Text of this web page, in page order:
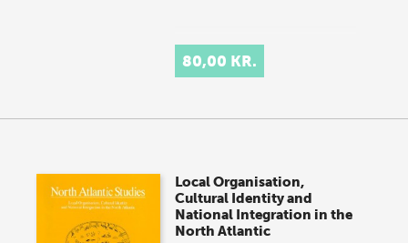
80,00 KR.
Local Organisation,
Cultural Identity and
National Integration in the
North Atlantic